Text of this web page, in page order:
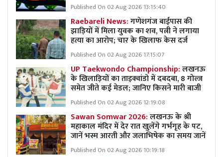
Published On 02 Aug 2026 13:15:40
Raebareli News:गणेशगंज बाईपास की
झाड़ियों में मिला युवक का शव, पत्नी ने लगाया
हत्या का आरोप; चार के खिलाफ केस दर्ज
Published On 02 Aug 2026 17:15:07
UP Taekwondo Championship:लखनऊ
के खिलाड़ियों का ताइक्वांडो में दबदबा, 8 गोल्ज
समेत जीते कई मेडल; जानिए किसने मारी बाजी
Published On 02 Aug 2026 12:19:08
Sawan Somwar 2026:लखनऊ के श्री
महाकाल मंदिर में देर रात खुलेंगे गर्भगृह के पट,
जानें भस्म आरती और जलाभिषेक का समय जानें
Published On 02 Aug 2026 10:19:18